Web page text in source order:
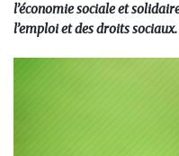
l’économie sociale et
l’emploi et des droits sociaux.